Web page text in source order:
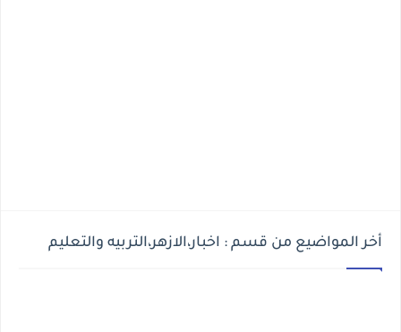
أخر المواضيع من قسم : اخبار،الازهر،التربيه والتعليم